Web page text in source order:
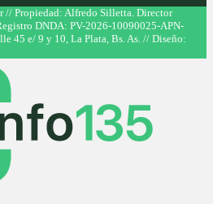
// Propiedad: Alfredo Silletta. Director
DNDA: PV-2026-10090025-APN-
45 e/ 9 y 10, La Plata, Bs. As. // Diseño: